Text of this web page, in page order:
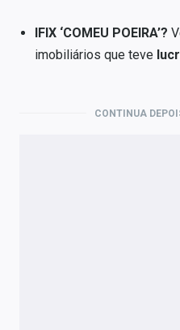
IFIX ‘COMEU POEIRA’?
imobiliários que teve
CONTINUA